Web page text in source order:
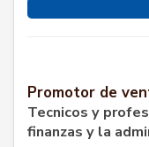
Promotor de
Tecnicos y
finanzas y la